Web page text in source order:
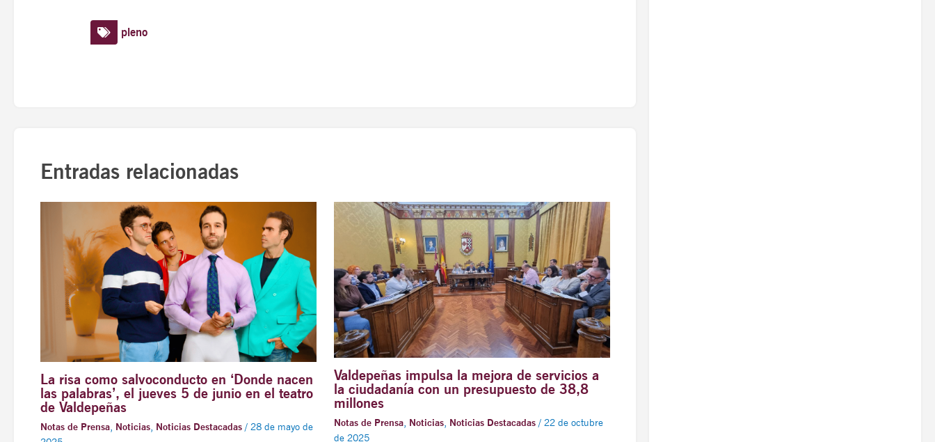
pleno
Entradas relacionadas
La risa como salvoconducto en ‘Donde nacen
las palabras’, el jueves 5 de junio en el teatro
de Valdepeñas
Notas de Prensa, Noticias, Noticias Destacadas/ 28 de mayo de
Valdepeñas impulsa la mejora de servicios a
la ciudadanía con un presupuesto de 38,8
millones
Notas de Prensa, Noticias, Noticias Destacadas/ 22 de octubre
de 2025